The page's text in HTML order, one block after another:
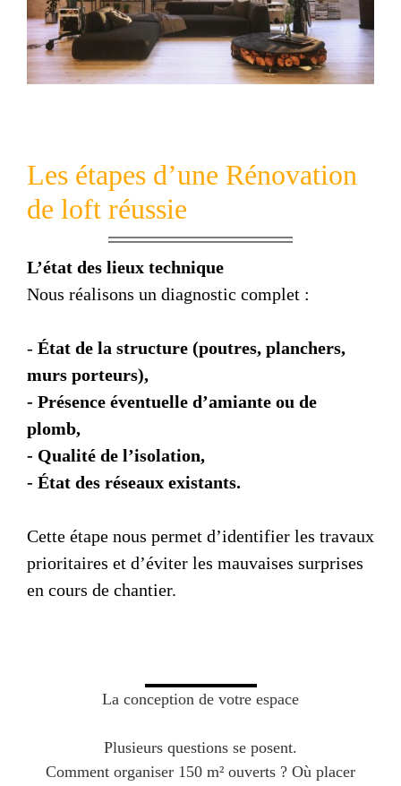
Les étapes d’une Rénovation
de loft réussie
L’état des lieux technique
Nous réalisons un diagnostic complet :
- État de la structure (poutres, planchers,
murs porteurs),
- Présence éventuelle d’amiante ou de
plomb,
- Qualité de l’isolation,
- État des réseaux existants.
Cette étape nous permet d’identifier les travaux
prioritaires et d’éviter les mauvaises surprises
en cours de chantier.
La conception de votre espace
Plusieurs questions se posent.
Comment organiser 150 m² ouverts ? Où placer